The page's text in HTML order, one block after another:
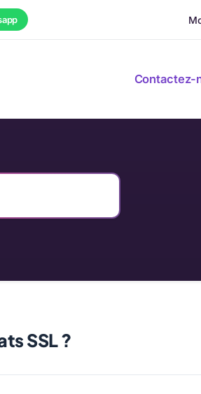
Contactez-
SSL ?